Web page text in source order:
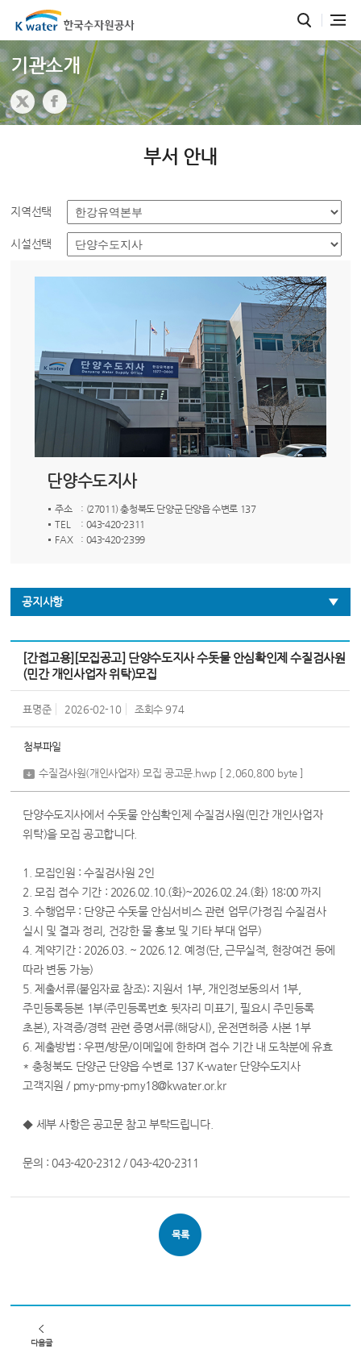
기관소개
부서 안내
지역선택
시설선택
단양수도지사
주소
: (27011) 충청북도 단양군 단양읍 수변로 137
TEL
: 043-420-2311
FAX
: 043-420-2399
공지사항
[간접고용][모집공고] 단양수도지사 수돗물 안심확인제 수질검사원
(민간 개인사업자 위탁)모집
표명준 2026-02-10 조회수 974
첨부파일
수질검사원(개인사업자) 모집 공고문.hwp [ 2,060,800 byte ]
단양수도지사에서 수돗물 안심확인제 수질검사원(민간 개인사업자
위탁)을 모집 공고합니다.
1. 모집인원 : 수질검사원 2인
2. 모집 접수 기간 : 2026.02.10.(화)~2026.02.24.(화) 18:00 까지
3. 수행업무 : 단양군 수돗물 안심서비스 관련 업무(가정집 수질검사
실시 및 결과 정리, 건강한 물 홍보 및 기타 부대 업무)
4. 계약기간 : 2026.03. ~ 2026.12. 예정(단, 근무실적, 현장여건 등에
따라 변동 가능)
5. 제출서류(붙임자료 참조): 지원서 1부, 개인정보동의서 1부,
주민등록등본 1부(주민등록번호 뒷자리 미표기, 필요시 주민등록
초본), 자격증/경력 관련 증명서류(해당시), 운전면허증 사본 1부
6. 제출방법 : 우편/방문/이메일에 한하며 접수 기간 내 도착분에 유효
* 충청북도 단양군 단양읍 수변로 137 K-water 단양수도지사
고객지원 / pmy-pmy-pmy18@kwater.or.kr
◆ 세부 사항은 공고문 참고 부탁드립니다.
문의 : 043-420-2312 / 043-420-2311
목록
다음글